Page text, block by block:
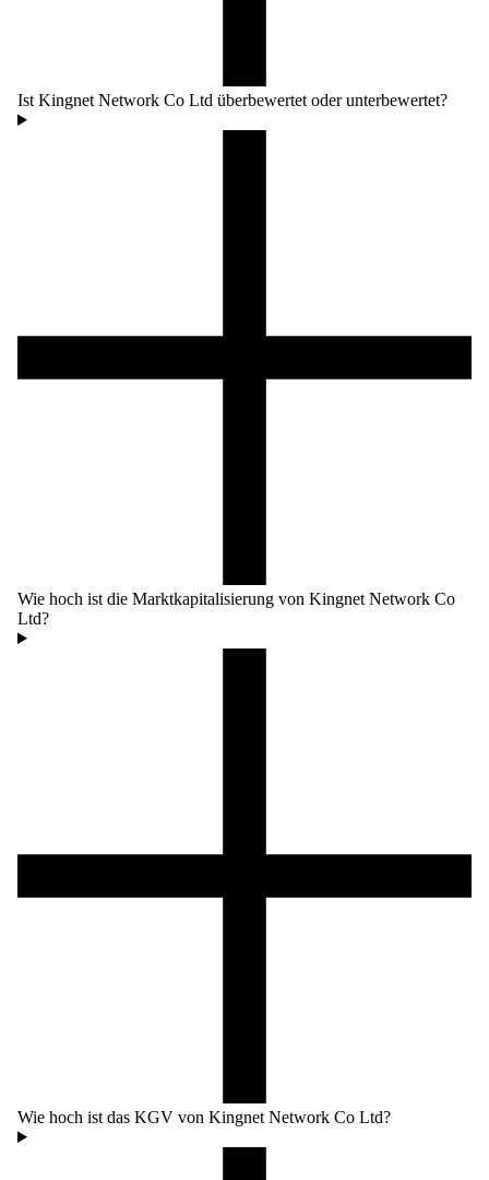
Ist Kingnet Network Co Ltd überbewertet oder unterbewertet?
Wie hoch ist die Marktkapitalisierung von Kingnet Network Co
Ltd?
Wie hoch ist das KGV von Kingnet Network Co Ltd?